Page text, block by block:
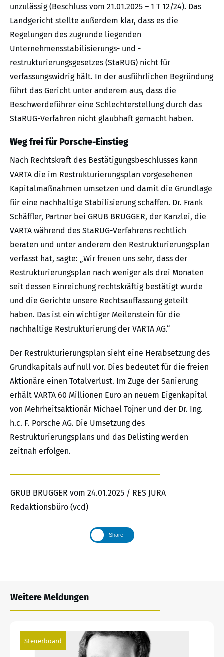
unzulässig (Beschluss vom 21.01.2025 – 1 T 12/24). Das
Landgericht stellte außerdem klar, dass es die
Regelungen des zugrunde liegenden
Unternehmensstabilisierungs- und -
restrukturierungsgesetzes (StaRUG) nicht für
verfassungswidrig hält. In der ausführlichen Begründung
führt das Gericht unter anderem aus, dass die
Beschwerdeführer eine Schlechterstellung durch das
StaRUG-Verfahren nicht glaubhaft gemacht haben.
Weg frei für Porsche-Einstieg
Nach Rechtskraft des Bestätigungsbeschlusses kann
VARTA die im Restrukturierungsplan vorgesehenen
Kapitalmaßnahmen umsetzen und damit die Grundlage
für eine nachhaltige Stabilisierung schaffen. Dr. Frank
Schäffler, Partner bei GRUB BRUGGER, der Kanzlei, die
VARTA während des StaRUG-Verfahrens rechtlich
beraten und unter anderem den Restrukturierungsplan
verfasst hat, sagte: „Wir freuen uns sehr, dass der
Restrukturierungsplan nach weniger als drei Monaten
seit dessen Einreichung rechtskräftig bestätigt wurde
und die Gerichte unsere Rechtsauffassung geteilt
haben. Das ist ein wichtiger Meilenstein für die
nachhaltige Restrukturierung der VARTA AG.“
Der Restrukturierungsplan sieht eine Herabsetzung des
Grundkapitals auf null vor. Dies bedeutet für die freien
Aktionäre einen Totalverlust. Im Zuge der Sanierung
erhält VARTA 60 Millionen Euro an neuem Eigenkapital
von Mehrheitsaktionär Michael Tojner und der Dr. Ing.
h.c. F. Porsche AG. Die Umsetzung des
Restrukturierungsplans und das Delisting werden
zeitnah erfolgen.
GRUB BRUGGER vom 24.01.2025 / RES JURA
Redaktionsbüro (vcd)
Share
Weitere Meldungen
Steuerboard